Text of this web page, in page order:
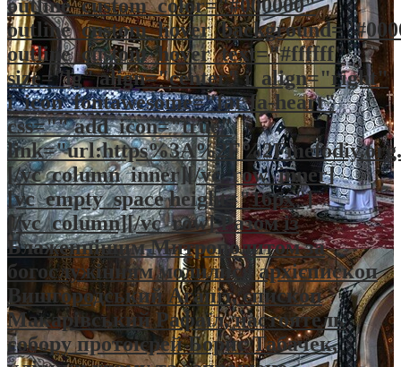
outline_custom_color="#000000"
outline_custom_hover_text="#ffffff"
size="lg" align="center" i_align="right"
i_icon_fontawesome="far fa-heart"
css="" add_icon="true"
[/vc_column_inner][/vc_row_inner]
[vc_empty_space height="16px"]
[/vc_column][/vc_row] Разом із
Блаженнішим Митрополитом за
богослужінням молилися архієпископ
Вишгородський Агапіт, єпископ
Макарівський Рафаїл, настоятель
собору протоієрей Борис Табачек,